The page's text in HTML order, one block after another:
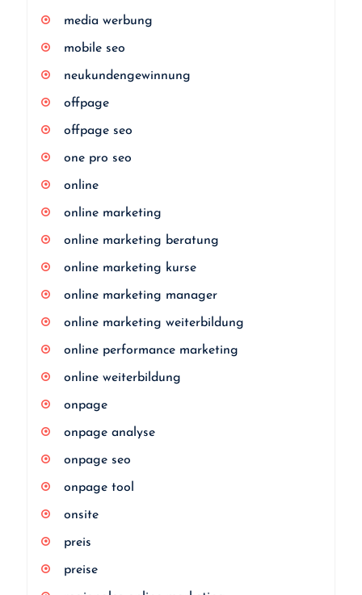
media werbung
mobile seo
neukundengewinnung
offpage
offpage seo
one pro seo
online
online marketing
online marketing beratung
online marketing kurse
online marketing manager
online marketing weiterbildung
online performance marketing
online weiterbildung
onpage
onpage analyse
onpage seo
onpage tool
onsite
preis
preise